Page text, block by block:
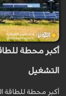
أكبر محطة
التشغيل